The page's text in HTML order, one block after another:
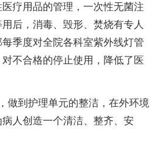
疗用品的管理，一次性无菌注
后，消毒、毁形、焚烧有专人
季度对全院各科室紫外线灯管
不合格的停止使用，降低了医
做到护理单元的整洁，在外环境
人创造一个清洁、整齐、安